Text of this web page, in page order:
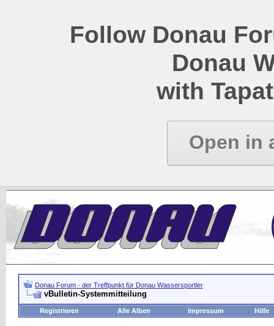
Follow Donau
Donau
with
Open in
Donau Forum - der Treffpunkt für Donau Wassersportler
vBulletin-Systemmitteilung
Registrieren Alle Alben Impressum Hilfe